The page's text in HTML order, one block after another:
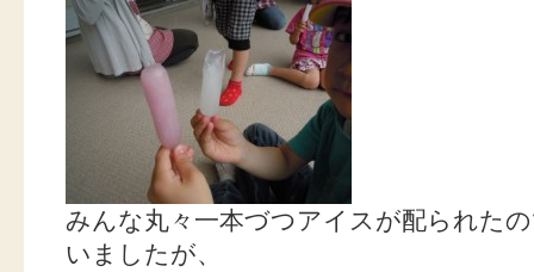
みんな丸々一本づつアイスが配られた
いましたが、